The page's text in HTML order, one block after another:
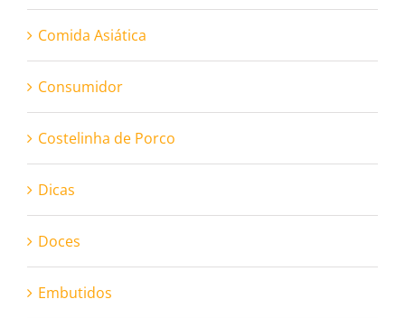
Comida Asiática
Consumidor
Costelinha de Porco
Dicas
Doces
Embutidos